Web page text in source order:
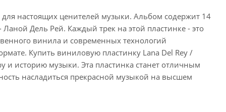
для настоящих ценителей музыки. Альбом содержит 14
Дель Рей. Каждый трек на этой пластинке - это
винила и современных технологий
Купить виниловую пластинку Lana Del Rey /
и историю музыки. Эта пластинка станет отличным
насладиться прекрасной музыкой на высшем